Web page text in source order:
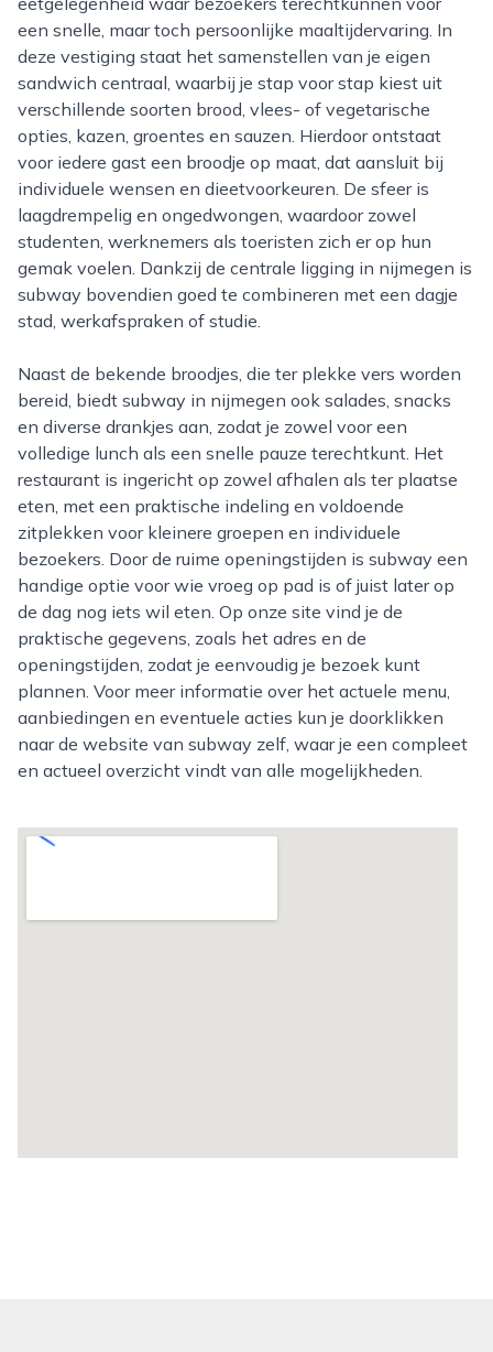
een snelle, maar toch persoonlijke maaltijdervaring. In
deze vestiging staat het samenstellen van je eigen
sandwich centraal, waarbij je stap voor stap kiest uit
verschillende soorten brood, vlees- of vegetarische
opties, kazen, groentes en sauzen. Hierdoor ontstaat
voor iedere gast een broodje op maat, dat aansluit bij
individuele wensen en dieetvoorkeuren. De sfeer is
laagdrempelig en ongedwongen, waardoor zowel
studenten, werknemers als toeristen zich er op hun
gemak voelen. Dankzij de centrale ligging in nijmegen is
subway bovendien goed te combineren met een dagje
stad, werkafspraken of studie.
Naast de bekende broodjes, die ter plekke vers worden
bereid, biedt subway in nijmegen ook salades, snacks
en diverse drankjes aan, zodat je zowel voor een
volledige lunch als een snelle pauze terechtkunt. Het
restaurant is ingericht op zowel afhalen als ter plaatse
eten, met een praktische indeling en voldoende
zitplekken voor kleinere groepen en individuele
bezoekers. Door de ruime openingstijden is subway een
handige optie voor wie vroeg op pad is of juist later op
de dag nog iets wil eten. Op onze site vind je de
praktische gegevens, zoals het adres en de
openingstijden, zodat je eenvoudig je bezoek kunt
plannen. Voor meer informatie over het actuele menu,
aanbiedingen en eventuele acties kun je doorklikken
naar de website van subway zelf, waar je een compleet
en actueel overzicht vindt van alle mogelijkheden.